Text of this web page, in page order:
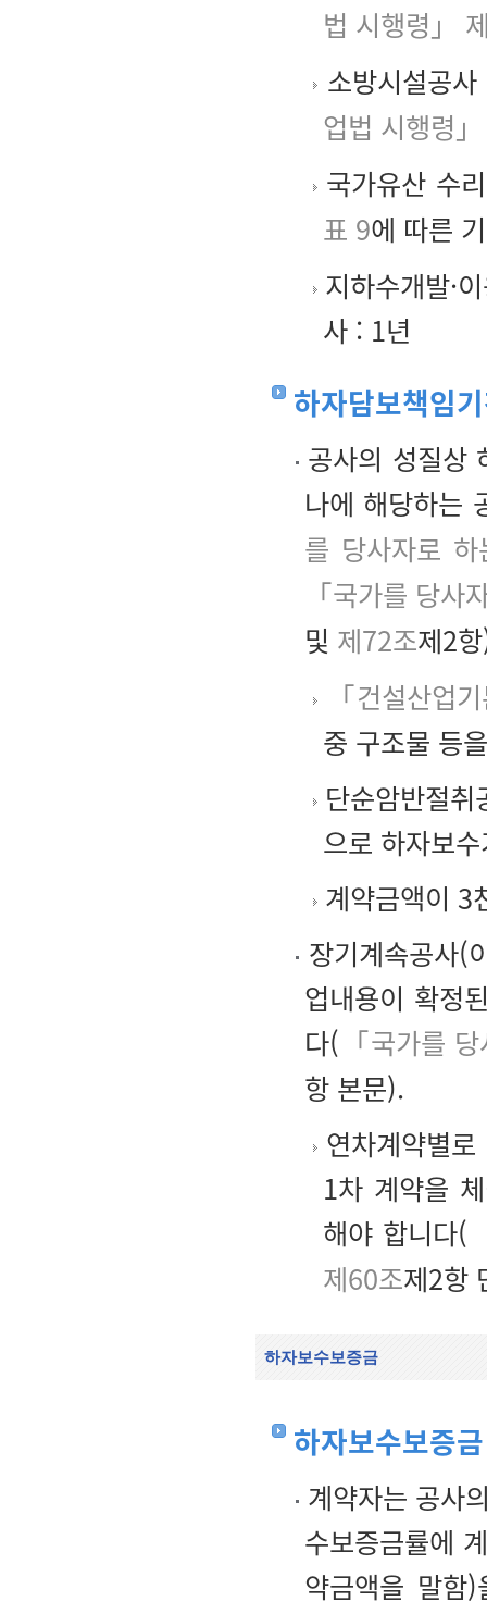
법 시행령」
소방시설공
업법 시행령
국가유산 수
표 9에 따른
지하수개발·
사 : 1년
하자담보책임
공사의 성질상
나에 해당하는
를 당사자로
「국가를 당
및 제72조제2
「건설산업
중 구조물 등
단순암반절
으로 하자보
계약금액이 3
장기계속공사(
업내용이 확정
다( 「국가를
항 본문).
연차계약별
1차 계약을
해야 합니다(
제60조제2항
하자보수보증금
하자보수보증금
계약자는 공사
수보증금률에
약금액을 말함